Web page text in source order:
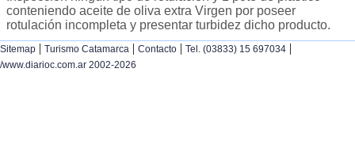
conteniendo aceite de oliva extra Virgen por poseer
rotulación incompleta y presentar turbidez dicho producto.
Sitemap | Turismo Catamarca | Contacto | Tel. (03833) 15 697034 |
/www.diarioc.com.ar 2002-2026